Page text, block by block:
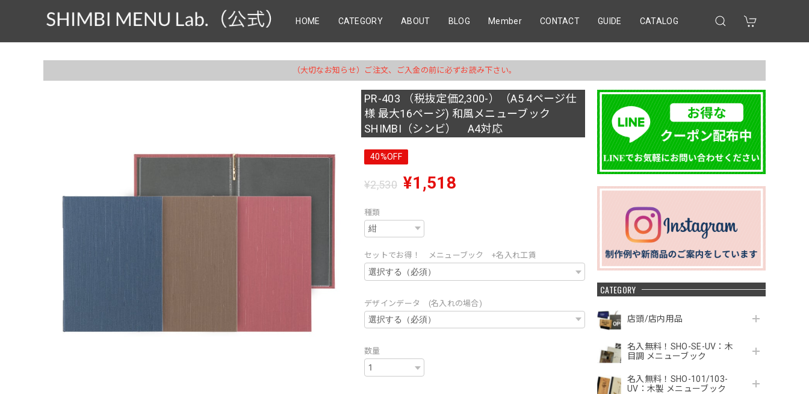
HOME CATEGORY ABOUT BLOG Member CONTACT GUIDE CATALOG
（大切なお知らせ）ご注文、ご入金の前に必ずお読み下さい。
CATEGORY
店頭/店内用品
名入無料！SHO-SE-UV：木
目調 メニューブック
名入無料！SHO-101/103-
UV：木製 メニューブック
PR-403 （税抜定価2,300-）（A5 4ページ仕
様 最大16ページ) 和風メニューブック
SHIMBI（シンビ） A4対応
40%OFF
¥2,530 ¥1,518
種類
セットでお得！ メニューブック +名入れ工賃
デザインデータ (名入れの場合)
数量